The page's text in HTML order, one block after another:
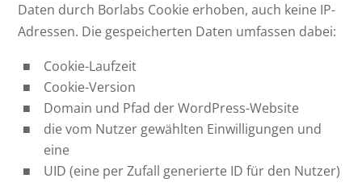
Daten durch Borlabs Cookie erhoben, auch keine IP-
Adressen. Die gespeicherten Daten umfassen dabei:
Cookie-Laufzeit
Cookie-Version
Domain und Pfad der WordPress-Website
die vom Nutzer gewählten Einwilligungen und
eine
UID (eine per Zufall generierte ID für den Nutzer)